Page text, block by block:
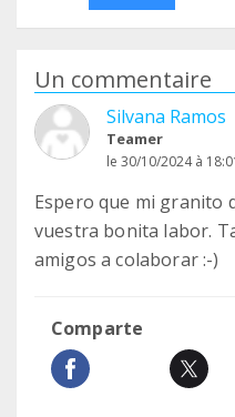
Un commentaire
Silvana Ramos
Teamer
le 30/10/2024 à
Espero que mi granito
vuestra bonita labor.
amigos a colaborar :-)
Comparte